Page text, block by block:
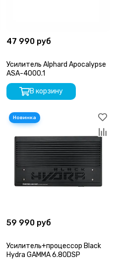
47 990 руб
Усилитель Alphard Apocalypse
ASA-4000.1
В корзину
59 990 руб
Усилитель+процессор Black
Hydra GAMMA 6.80DSP